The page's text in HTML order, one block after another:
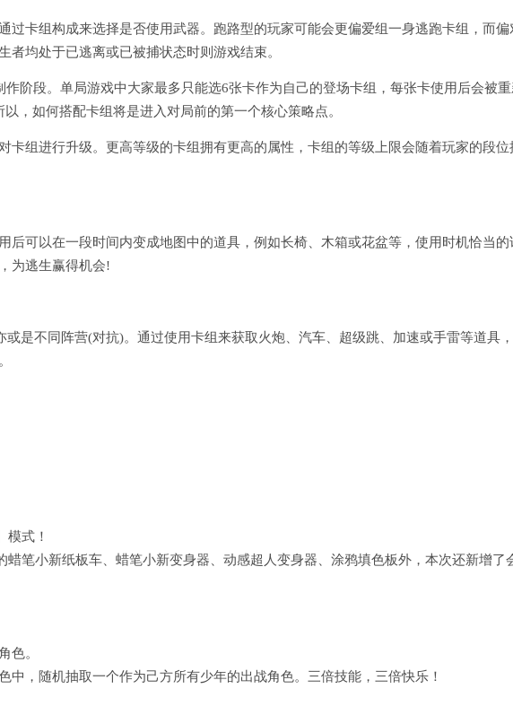
过卡组构成来选择是否使用武器。跑路型的玩家可能会更偏爱组一身逃跑卡组，而偏
均处于已逃离或已被捕状态时则游戏结束。
作阶段。单局游戏中大家最多只能选6张卡作为自己的登场卡组，每张卡使用后会被
，如何搭配卡组将是进入对局前的第一个核心策略点。
卡组进行升级。更高等级的卡组拥有更高的属性，卡组的等级上限会随着玩家的段位
后可以在一段时间内变成地图中的道具，例如长椅、木箱或花盆等，使用时机恰当的
为逃生赢得机会!
是不同阵营(对抗)。通过使用卡组来获取火炮、汽车、超级跳、加速或手雷等道具
模式！
蜡笔小新纸板车、蜡笔小新变身器、动感超人变身器、涂鸦填色板外，本次还新增了
色。
中，随机抽取一个作为己方所有少年的出战角色。三倍技能，三倍快乐！